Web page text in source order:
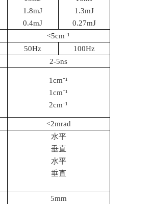
1.8mJ
0.4mJ
1.3mJ
0.27mJ
<5cm⁻¹
50Hz
100Hz
2-5ns
1cm⁻¹
1cm⁻¹
2cm⁻¹
<2mrad
水平
垂直
水平
垂直
5mm